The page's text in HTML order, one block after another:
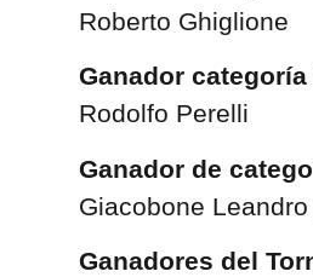
Roberto Ghiglione
Ganador
Rodolfo Perelli
Ganador de
Giacobone
Ganadores del